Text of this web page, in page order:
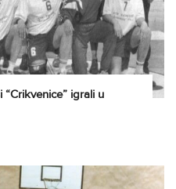
igrali u